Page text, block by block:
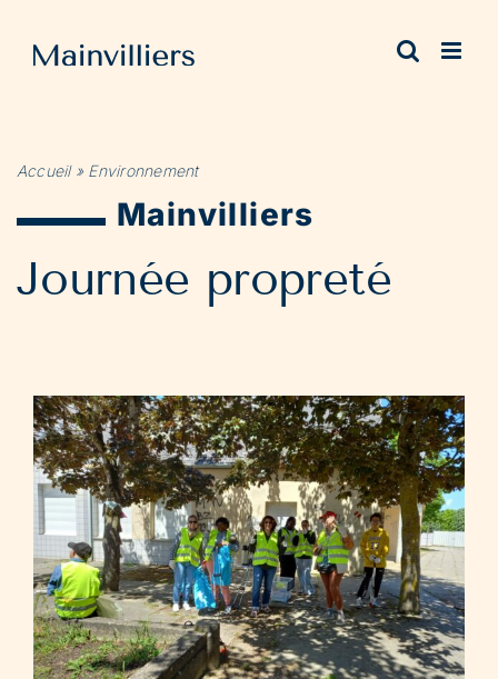
contenu
Accueil» Environnement
Mainvilliers
Journée propreté